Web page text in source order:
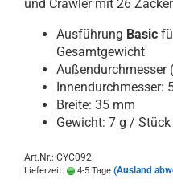
und Crawler mit 26
Ausführung Basic
Gesamtgewicht
Außendurchmesser
Innendurchmesser:
Breite: 35 mm
Gewicht: 7 g / Stück
Art.Nr.: CYC092
Lieferzeit: 4-5 Tage (Ausland